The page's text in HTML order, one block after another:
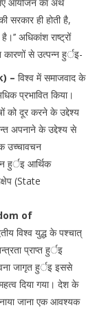
आयोजन का अर्थ
सरकार ही होती है,
अधिकांश राष्ट्रों
कारणों से उत्पन्न हुर्इ-
– विश्व में समाजवाद के
प्रभावित किया।
को दूर करने के उद्देश्य
अपनाने के उद्देश्य से
उच्चावचन
हुर्इ आर्थिक
(State
of
विश्व युद्ध के पश्चात्
प्राप्त हुर्इ
जागृत हुर्इ इससे
दिया गया। देश के
जाना एक आवश्यक